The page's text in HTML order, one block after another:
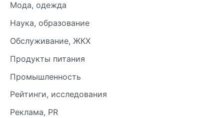
Мода, одежда
Наука, образование
Обслуживание, ЖКХ
Продукты питания
Промышленность
Рейтинги, исследования
Реклама, PR